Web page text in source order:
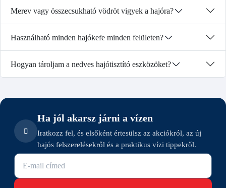
Merev vagy összecsukható vödröt vigyek a hajóra?
Használható minden hajókefe minden felületen?
Hogyan tároljam a nedves hajótisztító eszközöket?
Ha jól akarsz járni a vízen
Iratkozz fel, és elsőként értesülsz az akciókról, az új
hajós felszerelésekről és a praktikus vízi tippekről.
E-mail cím